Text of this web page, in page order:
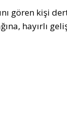
gören kişi
hayırlı